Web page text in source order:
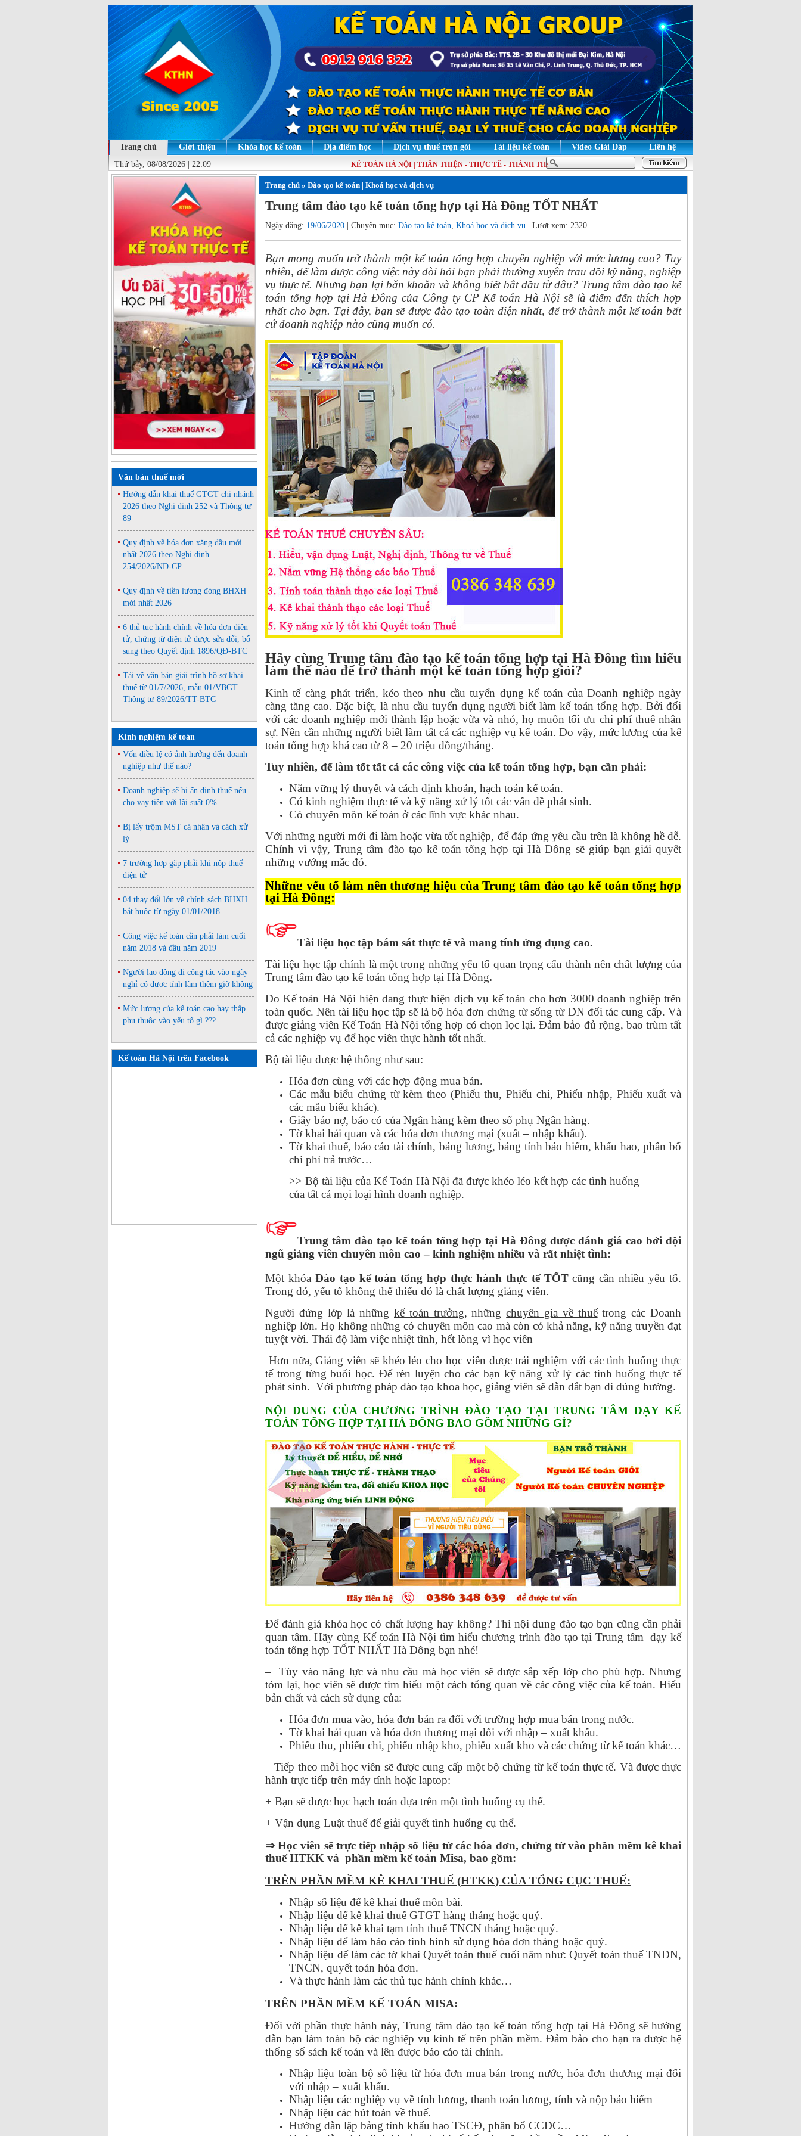
Trang chủ Giới thiệu Khóa học kế toán Địa điểm học Dịch vụ thuế trọn gói Tài liệu kế toán Video Giải Đáp
Liên hệ
Thứ bảy, 08/08/2026 | 22:09
KẾ TOÁN HÀ NỘI | THÂN THIỆN - THỰC TẾ - THÀNH THẠO | HỌC LÝ THUYẾT ĐỂ HIỂU BẢN CHẤT, HỌC THỰC HÀNH ĐỂ GIỎI
Văn bản thuế mới
Hướng dẫn khai thuế GTGT chi nhánh
2026 theo Nghị định 252 và Thông tư
89
Quy định về hóa đơn xăng dầu mới
nhất 2026 theo Nghị định
254/2026/NĐ-CP
Quy định về tiền lương đóng BHXH
mới nhất 2026
6 thủ tục hành chính về hóa đơn điện
tử, chứng từ điện tử được sửa đổi, bổ
sung theo Quyết định 1896/QĐ-BTC
Tải về văn bản giải trình hồ sơ khai
thuế từ 01/7/2026, mẫu 01/VBGT
Thông tư 89/2026/TT-BTC
Kinh nghiệm kế toán
Vốn điều lệ có ảnh hưởng đến doanh
nghiệp như thế nào?
Doanh nghiệp sẽ bị ấn định thuế nếu
cho vay tiền với lãi suất 0%
Bị lấy trộm MST cá nhân và cách xử
lý
7 trường hợp gặp phải khi nộp thuế
điện tử
04 thay đổi lớn về chính sách BHXH
bắt buộc từ ngày 01/01/2018
Công việc kế toán cần phải làm cuối
năm 2018 và đầu năm 2019
Người lao động đi công tác vào ngày
nghỉ có được tính làm thêm giờ không
Mức lương của kế toán cao hay thấp
phụ thuộc vào yếu tố gì ???
Kế toán Hà Nội trên Facebook
Trang chủ » Đào tạo kế toán | Khoá học và dịch vụ
Trung tâm đào tạo kế toán tổng hợp tại Hà Đông TỐT NHẤT
Ngày đăng: 19/06/2020 | Chuyên mục: Đào tạo kế toán, Khoá học và dịch vụ | Lượt xem: 2320
Bạn mong muốn trở thành một kế toán tổng hợp chuyên nghiệp với mức lương cao? Tuy
nhiên, để làm được công việc này đòi hỏi bạn phải thường xuyên trau dồi kỹ năng, nghiệp
vụ thực tế. Nhưng bạn lại băn khoăn và không biết bắt đầu từ đâu? Trung tâm đào tạo kế
toán tổng hợp tại Hà Đông của Công ty CP Kế toán Hà Nội sẽ là điểm đến thích hợp
nhất cho bạn. Tại đây, bạn sẽ được đào tạo toàn diện nhất, để trở thành một kế toán bất
cứ doanh nghiệp nào cũng muốn có.
Hãy cùng Trung tâm đào tạo kế toán tổng hợp tại Hà Đông tìm hiểu
làm thế nào để trở thành một kế toán tổng hợp giỏi?
Kinh tế càng phát triển, kéo theo nhu cầu tuyển dụng kế toán của Doanh nghiệp ngày
càng tăng cao. Đặc biệt, là nhu cầu tuyển dụng người biết làm kế toán tổng hợp. Bởi đối
với các doanh nghiệp mới thành lập hoặc vừa và nhỏ, họ muốn tối ưu chi phí thuê nhân
sự. Nên cần những người biết làm tất cả các nghiệp vụ kế toán. Do vậy, mức lương của kế
toán tổng hợp khá cao từ 8 – 20 triệu đồng/tháng.
Tuy nhiên, để làm tốt tất cả các công việc của kế toán tổng hợp, bạn cần phải:
Nắm vững lý thuyết và cách định khoản, hạch toán kế toán.
Có kinh nghiệm thực tế và kỹ năng xử lý tốt các vấn đề phát sinh.
Có chuyên môn kế toán ở các lĩnh vực khác nhau.
Với những người mới đi làm hoặc vừa tốt nghiệp, để đáp ứng yêu cầu trên là không hề dễ.
Chính vì vậy, Trung tâm đào tạo kế toán tổng hợp tại Hà Đông sẽ giúp bạn giải quyết
những vướng mắc đó.
Những yếu tố làm nên thương hiệu của Trung tâm đào tạo kế toán tổng hợp
tại Hà Đông:
Tài liệu học tập bám sát thực tế và mang tính ứng dụng cao.
Tài liệu học tập chính là một trong những yếu tố quan trọng cấu thành nên chất lượng của
Trung tâm đào tạo kế toán tổng hợp tại Hà Đông.
Do Kế toán Hà Nội hiện đang thực hiện dịch vụ kế toán cho hơn 3000 doanh nghiệp trên
toàn quốc. Nên tài liệu học tập sẽ là bộ hóa đơn chứng từ sống từ DN đối tác cung cấp. Và
được giảng viên Kế Toán Hà Nội tổng hợp có chọn lọc lại. Đảm bảo đủ rộng, bao trùm tất
cả các nghiệp vụ để học viên thực hành tốt nhất.
Bộ tài liệu được hệ thống như sau:
Hóa đơn cùng với các hợp động mua bán.
Các mẫu biểu chứng từ kèm theo (Phiếu thu, Phiếu chi, Phiếu nhập, Phiếu xuất và
các mẫu biểu khác).
Giấy báo nợ, báo có của Ngân hàng kèm theo sổ phụ Ngân hàng.
Tờ khai hải quan và các hóa đơn thương mại (xuất – nhập khẩu).
Tờ khai thuế, báo cáo tài chính, bảng lương, bảng tính bảo hiểm, khấu hao, phân bổ
chi phí trả trước…
>> Bộ tài liệu của Kế Toán Hà Nội đã được khéo léo kết hợp các tình huống
của tất cả mọi loại hình doanh nghiệp.
Trung tâm đào tạo kế toán tổng hợp tại Hà Đông được đánh giá cao bởi đội
ngũ giảng viên chuyên môn cao – kinh nghiệm nhiều và rất nhiệt tình:
Một khóa Đào tạo kế toán tổng hợp thực hành thực tế TỐTcũng cần nhiều yếu tố.
Trong đó, yếu tố không thể thiếu đó là chất lượng giảng viên.
Người đứng lớp là những kế toán trưởng, nhữngchuyên gia về thuếtrong các Doanh
nghiệp lớn. Họ không những có chuyên môn cao mà còn có khả năng, kỹ năng truyền đạt
tuyệt vời. Thái độ làm việc nhiệt tình, hết lòng vì học viên
Hơn nữa, Giảng viên sẽ khéo léo cho học viên được trải nghiệm với các tình huống thực
tế trong từng buổi học. Để rèn luyện cho các bạn kỹ năng xử lý các tình huống thực tế
phát sinh. Với phương pháp đào tạo khoa học, giảng viên sẽ dẫn dắt bạn đi đúng hướng.
NỘI DUNG CỦA CHƯƠNG TRÌNH ĐÀO TẠO TẠI TRUNG TÂM DẠY KẾ
TOÁN TỔNG HỢP TẠI HÀ ĐÔNG BAO GỒM NHỮNG GÌ?
Để đánh giá khóa học có chất lượng hay không? Thì nội dung đào tạo bạn cũng cần phải
quan tâm. Hãy cùng Kế toán Hà Nội tìm hiểu chương trình đào tạo tại Trung tâm dạy kế
toán tổng hợp TỐT NHẤT Hà Đông bạn nhé!
– Tùy vào năng lực và nhu cầu mà học viên sẽ được sắp xếp lớp cho phù hợp. Nhưng
tóm lại, học viên sẽ được tìm hiểu một cách tổng quan về các công việc của kế toán. Hiểu
bản chất và cách sử dụng của:
Hóa đơn mua vào, hóa đơn bán ra đối với trường hợp mua bán trong nước.
Tờ khai hải quan và hóa đơn thương mại đối với nhập – xuất khẩu.
Phiếu thu, phiếu chi, phiếu nhập kho, phiếu xuất kho và các chứng từ kế toán khác…
– Tiếp theo mỗi học viên sẽ được cung cấp một bộ chứng từ kế toán thực tế. Và được thực
hành trực tiếp trên máy tính hoặc laptop:
+ Bạn sẽ được học hạch toán dựa trên một tình huống cụ thể.
+ Vận dụng Luật thuế để giải quyết tình huống cụ thể.
⇒ Học viên sẽ trực tiếp nhập số liệu từ các hóa đơn, chứng từ vào phần mềm kê khai
thuế HTKK và phần mềm kế toán Misa, bao gồm:
TRÊN PHẦN MỀM KÊ KHAI THUẾ (HTKK) CỦA TỔNG CỤC THUẾ:
Nhập số liệu để kê khai thuế môn bài.
Nhập liệu để kê khai thuế GTGT hàng tháng hoặc quý.
Nhập liệu để kê khai tạm tính thuế TNCN tháng hoặc quý.
Nhập liệu để làm báo cáo tình hình sử dụng hóa đơn tháng hoặc quý.
Nhập liệu để làm các tờ khai Quyết toán thuế cuối năm như: Quyết toán thuế TNDN,
TNCN, quyết toán hóa đơn.
Và thực hành làm các thủ tục hành chính khác…
TRÊN PHẦN MỀM KẾ TOÁN MISA:
Đối với phần thực hành này, Trung tâm đào tạo kế toán tổng hợp tại Hà Đông sẽ hướng
dẫn bạn làm toàn bộ các nghiệp vụ kinh tế trên phần mềm. Đảm bảo cho bạn ra được hệ
thống số sách kế toán và lên được báo cáo tài chính.
Nhập liệu toàn bộ số liệu từ hóa đơn mua bán trong nước, hóa đơn thương mại đối
với nhập – xuất khẩu.
Nhập liệu các nghiệp vụ về tính lương, thanh toán lương, tính và nộp bảo hiểm
Nhập liệu các bút toán về thuế.
Hướng dẫn lập bảng tính khấu hao TSCĐ, phân bổ CCDC…